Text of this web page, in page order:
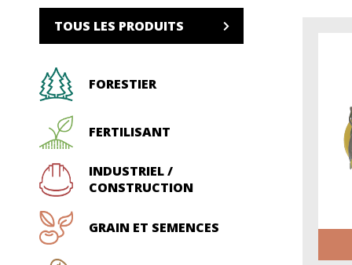
TOUS LES PRODUITS
FORESTIER
FERTILISANT
INDUSTRIEL /
CONSTRUCTION
GRAIN ET SEMENCES